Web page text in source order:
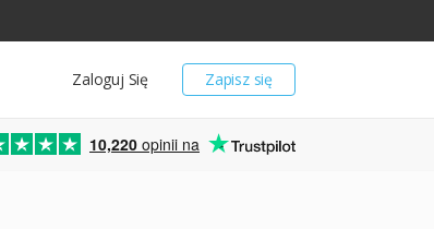
Zapisz się
Zaloguj Się
10,220 opinii na